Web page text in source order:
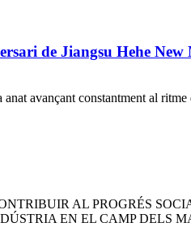
de Jiangsu Hehe
avançant constantment al ritme
AL PROGRÉS
EN EL CAMP DELS